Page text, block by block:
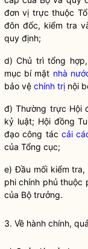
đơn vị trực thuộc
đôn đốc, kiểm tra
quy định;
d) Chủ trì tổng
mục bí mật nhà
bảo vệ chính trị nội
đ) Thường trực Hội
kỷ luật; Hội đồng
đạo công tác cải
của Tổng cục;
e) Đầu mối kiểm
phi chính phủ thuộc
của Bộ trưởng.
3. Về hành chính,